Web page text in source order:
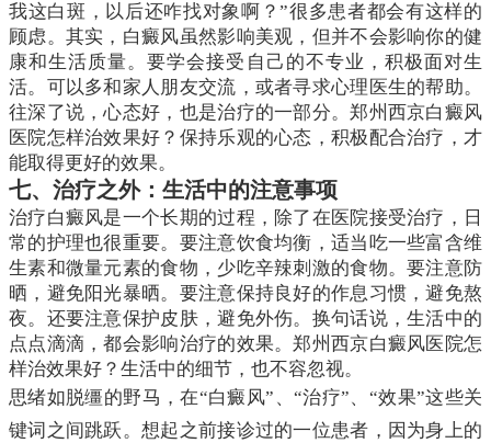
我这白斑，以后还咋找对象啊？”很多患者都会有这样的
顾虑。其实，白癜风虽然影响美观，但并不会影响你的健
康和生活质量。要学会接受自己的不专业，积极面对生
活。可以多和家人朋友交流，或者寻求心理医生的帮助。
往深了说，心态好，也是治疗的一部分。郑州西京白癜风
医院怎样治效果好？保持乐观的心态，积极配合治疗，才
能取得更好的效果。
七、治疗之外：生活中的注意事项
治疗白癜风是一个长期的过程，除了在医院接受治疗，日
常的护理也很重要。要注意饮食均衡，适当吃一些富含维
生素和微量元素的食物，少吃辛辣刺激的食物。要注意防
晒，避免阳光暴晒。要注意保持良好的作息习惯，避免熬
夜。还要注意保护皮肤，避免外伤。换句话说，生活中的
点点滴滴，都会影响治疗的效果。郑州西京白癜风医院怎
样治效果好？生活中的细节，也不容忽视。
思绪如脱缰的野马，在“白癜风”、“治疗”、“效果”这些关
键词之间跳跃。想起之前接诊过的一位患者，因为身上的